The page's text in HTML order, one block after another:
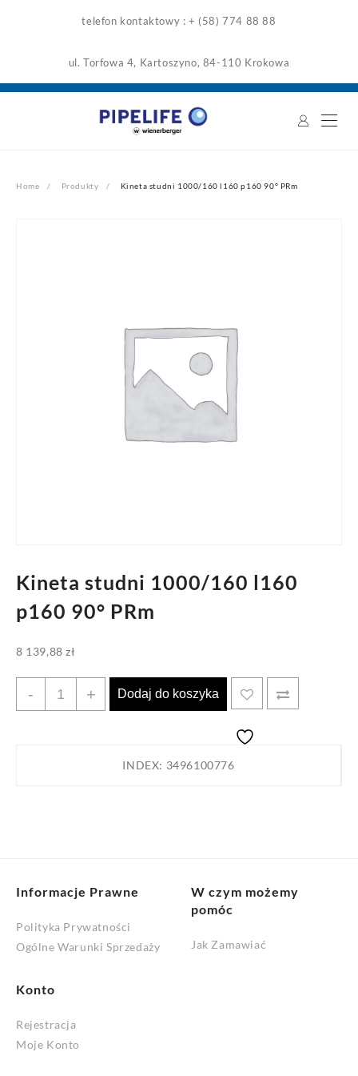
telefon kontaktowy : + (58) 774 88 88
ul. Torfowa 4, Kartoszyno, 84-110 Krokowa
Home Produkty Kineta studni 1000/160 l160 p160 90° PRm
Kineta studni 1000/160 l160
p160 90° PRm
8 139,88zł
-
ilość
Kineta
+ Dodaj do koszyka
INDEX: 3496100776
Informacje Prawne
Polityka Prywatności
Ogólne Warunki Sprzedaży
W czym możemy
pomóc
Jak Zamawiać
Konto
Rejestracja
Moje Konto